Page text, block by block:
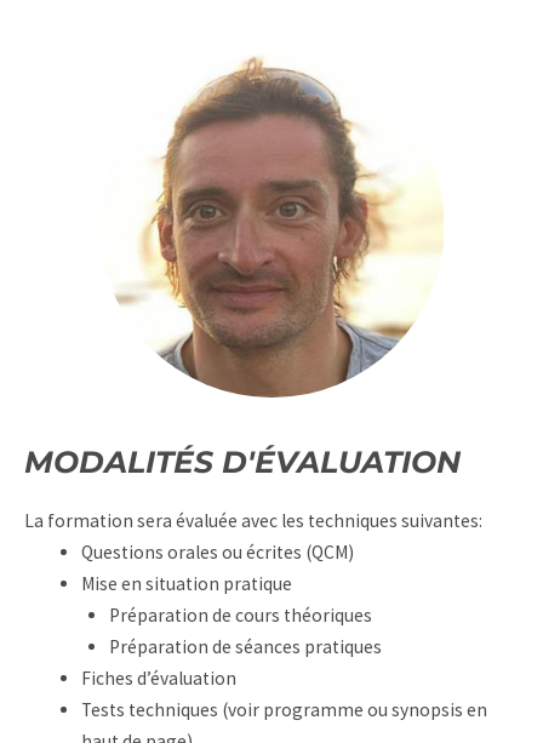
MODALITÉS D'ÉVALUATION
La formation sera évaluée avec les techniques suivantes:
Questions orales ou écrites (QCM)
Mise en situation pratique
Préparation de cours théoriques
Préparation de séances pratiques
Fiches d’évaluation
Tests techniques (voir programme ou synopsis en